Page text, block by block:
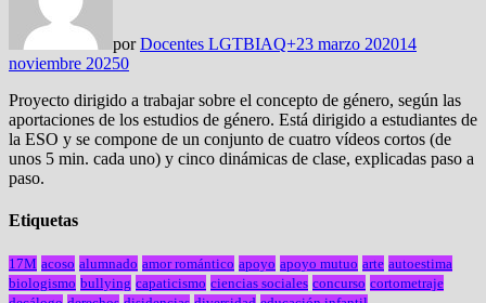
porDocentes LGTBIAQ+23 marzo 202014
noviembre 20250
Proyecto dirigido a trabajar sobre el concepto de género, según las
aportaciones de los estudios de género. Está dirigido a estudiantes de
la ESO y se compone de un conjunto de cuatro vídeos cortos (de
unos 5 min. cada uno) y cinco dinámicas de clase, explicadas paso a
paso.
Etiquetas
17M acoso alumnado amor romántico apoyo apoyo mutuo arte autoestima
biologismo bullying capaticismo ciencias sociales concurso cortometraje